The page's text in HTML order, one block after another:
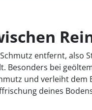
entfernt,
Besonders bei
und verleiht
deines